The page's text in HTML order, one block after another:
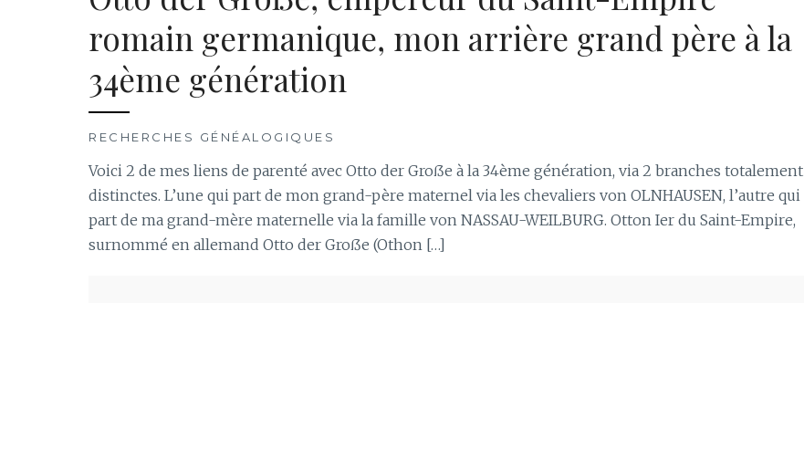
romain germanique, mon arrière grand père à la
34ème génération
RECHERCHES GÉNÉALOGIQUES
Voici 2 de mes liens de parenté avec Otto der Groẞe à la 34ème génération, via 2 branches totalement
distinctes. L’une qui part de mon grand-père maternel via les chevaliers von OLNHAUSEN, l’autre qui
part de ma grand-mère maternelle via la famille von NASSAU-WEILBURG. Otton Ier du Saint-Empire,
surnommé en allemand Otto der Groẞe (Othon […]